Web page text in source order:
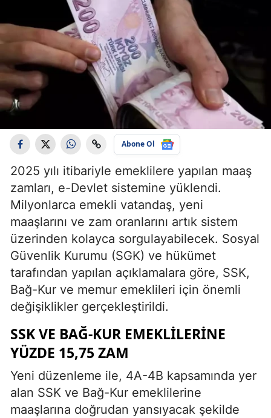
Abone Ol
2025 yılı itibariyle emeklilere yapılan maaş
zamları, e-Devlet sistemine yüklendi.
Milyonlarca emekli vatandaş, yeni
maaşlarını ve zam oranlarını artık sistem
üzerinden kolayca sorgulayabilecek. Sosyal
Güvenlik Kurumu (SGK) ve hükümet
tarafından yapılan açıklamalara göre, SSK,
Bağ-Kur ve memur emeklileri için önemli
değişiklikler gerçekleştirildi.
SSK VE BAĞ-KUR EMEKLILERINE
YÜZDE 15,75 ZAM
Yeni düzenleme ile, 4A-4B kapsamında yer
alan SSK ve Bağ-Kur emeklilerine
maaşlarına doğrudan yansıyacak şekilde